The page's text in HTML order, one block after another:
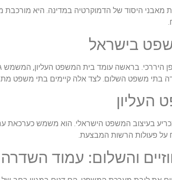
היסוד של הדמוקרטיה במדינה. היא מורכבת
בישראל
היררכי. בראשה עומד בית המשפט העליון,
בתי משפט השלום. לצד אלה קיימים בתי משפט
העליון
בעיצוב המשפט הישראלי. הוא משמש כערכאת
על פעולות הרשות המבצעת.
והשלום: עמוד